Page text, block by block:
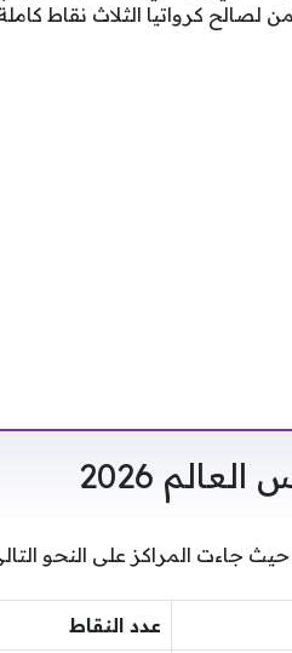
2026
جاءت المراكز على النحو
عدد النقاط